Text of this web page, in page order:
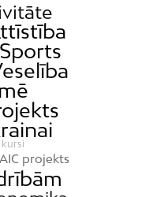
Sports
projekts